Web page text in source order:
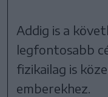
Addig is a
legfontosabb
fizikailag is
emberekhez.